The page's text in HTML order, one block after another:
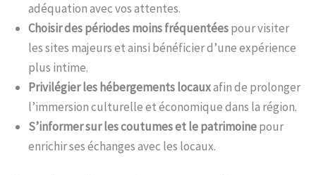
adéquation avec vos attentes.
Choisir des périodes moins fréquentéespour visiter
les sites majeurs et ainsi bénéficier d’une expérience
plus intime.
Privilégier les hébergements locauxafin de prolonger
l’immersion culturelle et économique dans la région.
S’informer sur les coutumes et le patrimoinepour
enrichir ses échanges avec les locaux.